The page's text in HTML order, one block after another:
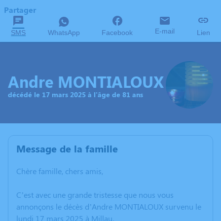
Partager
SMS WhatsApp Facebook E-mail Lien
Andre MONTIALOUX
décédé le 17 mars 2025 à l'âge de 81 ans
Message de la famille
Chère famille, chers amis,
C’est avec une grande tristesse que nous vous
annonçons le décès d’Andre MONTIALOUX survenu le
lundi 17 mars 2025 à Millau.